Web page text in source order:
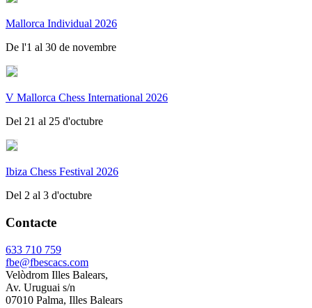
Mallorca Individual 2026
De l'1 al 30 de novembre
V Mallorca Chess International 2026
Del 21 al 25 d'octubre
Ibiza Chess Festival 2026
Del 2 al 3 d'octubre
Contacte
633 710 759
fbe@fbescacs.com
Velòdrom Illes Balears,
Av. Uruguai s/n
07010 Palma, Illes Balears